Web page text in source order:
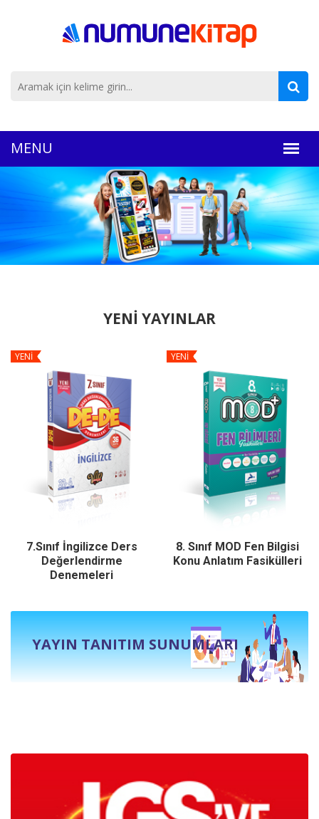
YENİ YAYINLAR
YENİ
7.Sınıf İngilizce Ders
Değerlendirme
Denemeleri
YENİ
8. Sınıf MOD Fen Bilgisi
Konu Anlatım Fasikülleri
YAYIN TANITIM SUNUMLARI